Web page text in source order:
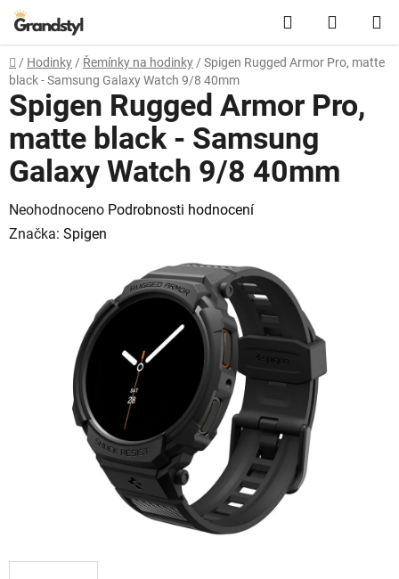
Přejít na obsah Hledat
Domů
/ Hodinky / Řemínky na hodinky / Spigen Rugged Armor Pro, matte
black - Samsung Galaxy Watch 9/8 40mm
Spigen Rugged Armor Pro,
matte black - Samsung
Galaxy Watch 9/8 40mm
Průměrné hodnocení produktu je 0,0 z 5 hvězdiček.
Neohodnoceno Podrobnosti hodnocení
Značka: Spigen